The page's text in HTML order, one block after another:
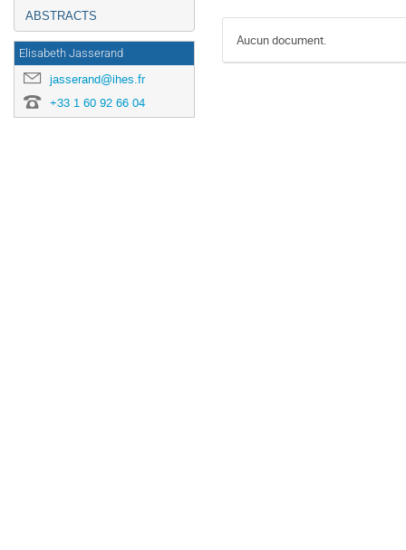
ABSTRACTS
Elisabeth Jasserand
jasserand@ihes.fr
+33 1 60 92 66 04
Aucun document.